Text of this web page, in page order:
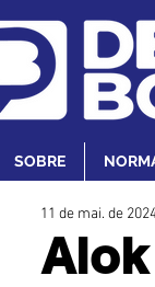
SOBRE
11 de mai. de